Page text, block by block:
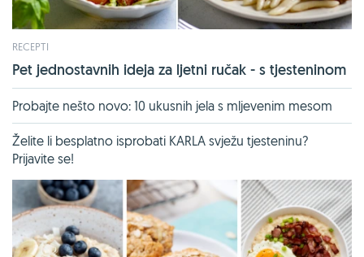
RECEPTI
Pet jednostavnih ideja za ljetni ručak - s tjesteninom
Probajte nešto novo: 10 ukusnih jela s mljevenim mesom
Želite li besplatno isprobati KARLA svježu tjesteninu?
Prijavite se!